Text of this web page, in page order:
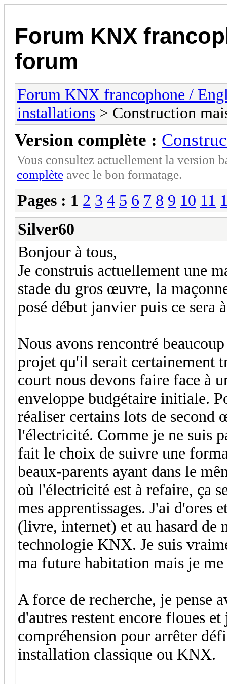
Forum KNX
forum
Forum KNX francophone /
installations > Construction
Version complète :
Vous consultez actuellement la version
complète avec le bon formatage.
Pages : 1 2 3 4 5 6 7 8 9 10 11
Silver60
Bonjour à tous,
Je construis actuellement une
stade du gros œuvre, la
posé début janvier puis ce sera
Nous avons rencontré
projet qu'il serait certainement
court nous devons faire face à
enveloppe budgétaire initiale.
réaliser certains lots de second
l'électricité. Comme je ne suis
fait le choix de suivre une
beaux-parents ayant dans le
où l'électricité est à refaire, ça
mes apprentissages. J'ai d'ores
(livre, internet) et au hasard de
technologie KNX. Je suis
ma future habitation mais je me
A force de recherche, je pense
d'autres restent encore floues
compréhension pour arrêter
installation classique ou KNX.